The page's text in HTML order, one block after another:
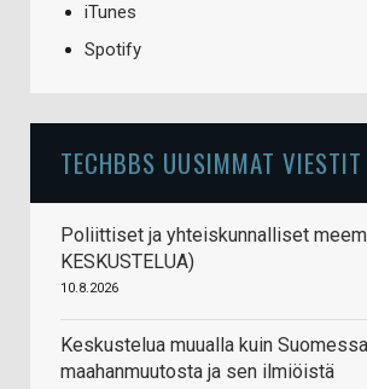
iTunes
Spotify
TECHBBS UUSIMMAT VIESTIT
Poliittiset ja yhteiskunnalliset
KESKUSTELUA)
10.8.2026
Keskustelua muualla kuin
maahanmuutosta ja sen ilmiöistä